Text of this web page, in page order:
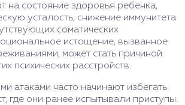
на состояние здоровья ребенка,
усталость, снижение иммунитета
соматических
истощение, вызванное
может стать причиной
психических расстройств.
атаками часто начинают избегать
где они ранее испытывали приступы.